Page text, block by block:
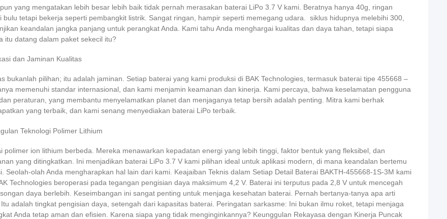
yang mengatakan lebih besar lebih baik tidak pernah merasakan baterai LiPo 3.7 V kami. Beratnya hanya 40g , ringan
bulu tetapi bekerja seperti pembangkit listrik. Sangat ringan, hampir seperti memegang udara. siklus hidupnya melebihi 300
keandalan jangka panjang untuk perangkat Anda. Kami tahu Anda menghargai kualitas dan daya tahan, tetapi siapa
itu datang dalam paket sekecil itu?
dan Jaminan Kualitas
bukanlah pilihan; itu adalah jaminan. Setiap baterai yang kami produksi di BAK Technologies, termasuk baterai tipe 455668 –
memenuhi standar internasional, dan kami menjamin keamanan dan kinerja. Kami percaya, bahwa keselamatan pengguna
peraturan, yang membantu menyelamatkan planet dan menjaganya tetap bersih adalah penting. Mitra kami berhak
yang terbaik, dan kami senang menyediakan baterai LiPo terbaik.
Teknologi Polimer Lithium
polimer ion lithium berbeda. Mereka menawarkan kepadatan energi yang lebih tinggi, faktor bentuk yang fleksibel, dan
yang ditingkatkan. Ini menjadikan baterai LiPo 3.7 V kami pilihan ideal untuk aplikasi modern, di mana keandalan bertemu
Seolah-olah Anda mengharapkan hal lain dari kami. Keajaiban Teknis dalam Setiap Detail Baterai BAKTH-455668-1S-3M kami
Technologies beroperasi pada tegangan pengisian daya maksimum 4,2 V. Baterai ini terputus pada 2,8 V untuk mencegah
daya berlebih. Keseimbangan ini sangat penting untuk menjaga kesehatan baterai. Pernah bertanya-tanya apa arti
adalah tingkat pengisian daya, setengah dari kapasitas baterai. Peringatan sarkasme: Ini bukan ilmu roket, tetapi menjaga
Anda tetap aman dan efisien. Karena siapa yang tidak menginginkannya? Keunggulan Rekayasa dengan Kinerja Puncak